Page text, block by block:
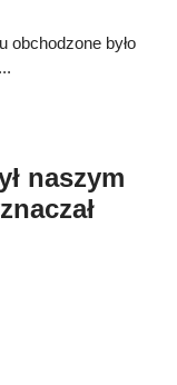
obchodzone było
naszym